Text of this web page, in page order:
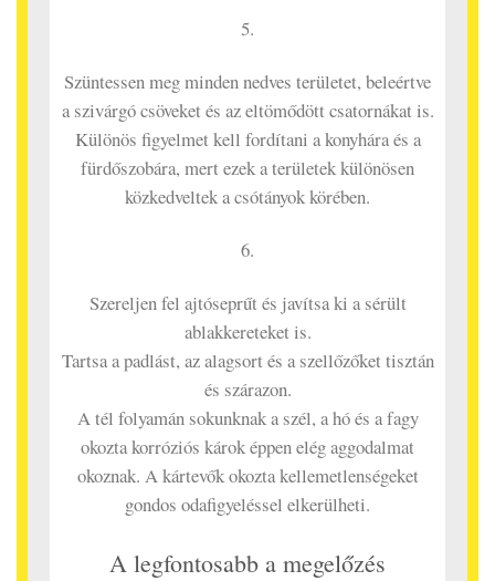
5.
Szüntessen meg minden nedves területet, beleértve
a szivárgó csöveket és az eltömődött csatornákat is.
Különös figyelmet kell fordítani a konyhára és a
fürdőszobára, mert ezek a területek különösen
közkedveltek a csótányok körében.
6.
Szereljen fel ajtóseprűt és javítsa ki a sérült
ablakkereteket is.
Tartsa a padlást, az alagsort és a szellőzőket tisztán
és szárazon.
A tél folyamán sokunknak a szél, a hó és a fagy
okozta korróziós károk éppen elég aggodalmat
okoznak. A kártevők okozta kellemetlenségeket
gondos odafigyeléssel elkerülheti.
A legfontosabb a megelőzés